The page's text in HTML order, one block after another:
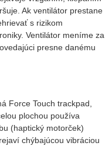
Ak ventilátor prestane
s rizikom
Ventilátor meníme za
presne danému
Force Touch trackpad,
plochou používa
(haptický motorček)
chýbajúcou vibráciou